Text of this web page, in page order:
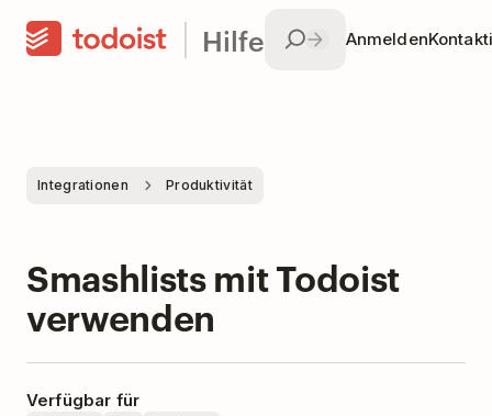
Hilfe Anmelden
Integrationen Produktivität
Smashlists mit Todoist
verwenden
Verfügbar für